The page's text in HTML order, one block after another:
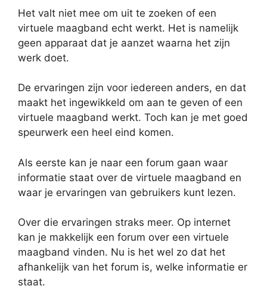
Het valt niet mee om uit te zoeken of een
virtuele maagband echt werkt. Het is namelijk
geen apparaat dat je aanzet waarna het zijn
werk doet.
De ervaringen zijn voor iedereen anders, en dat
maakt het ingewikkeld om aan te geven of een
virtuele maagband werkt. Toch kan je met goed
speurwerk een heel eind komen.
Als eerste kan je naar een forum gaan waar
informatie staat over de virtuele maagband en
waar je ervaringen van gebruikers kunt lezen.
Over die ervaringen straks meer. Op internet
kan je makkelijk een forum over een virtuele
maagband vinden. Nu is het wel zo dat het
afhankelijk van het forum is, welke informatie er
staat.